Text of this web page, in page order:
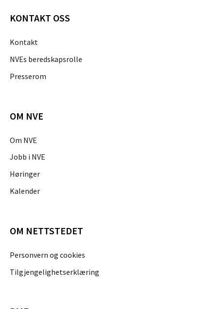
KONTAKT OSS
Kontakt
NVEs beredskapsrolle
Presserom
OM NVE
Om NVE
Jobb i NVE
Høringer
Kalender
OM NETTSTEDET
Personvern og cookies
Tilgjengelighetserklæring